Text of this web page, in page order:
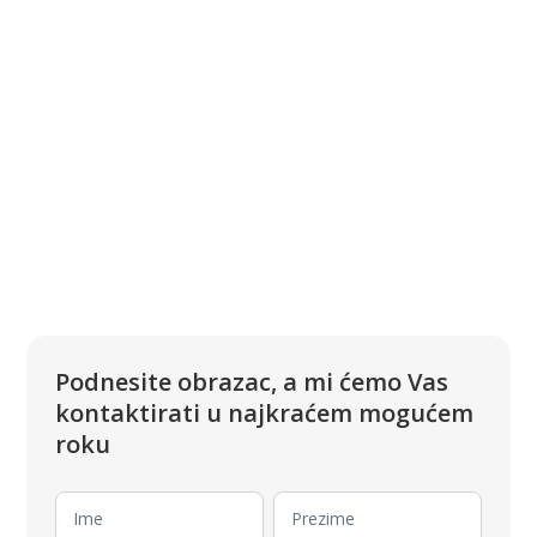
Podnesite obrazac, a mi ćemo Vas
kontaktirati u najkraćem mogućem
roku